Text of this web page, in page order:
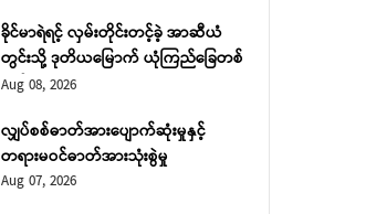
ခိုင်မာရဲရင့် လှမ်းတိုင်းတင့်ခဲ့ အာဆီယံ
တွင်းသို့ ဒုတိယမြောက် ယုံကြည်ခြေတစ်
လှမ်း
Aug 08, 2026
လျှပ်စစ်ဓာတ်အားပျောက်ဆုံးမှုနှင့်
တရားမဝင်ဓာတ်အားသုံးစွဲမှု
Aug 07, 2026